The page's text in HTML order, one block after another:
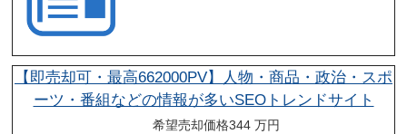
【即売却可・最高662000PV】人物・商品・政治・スポ
ーツ・番組などの情報が多いSEOトレンドサイト
希望売却価格344 万円